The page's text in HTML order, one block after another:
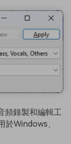
頻錄製和編輯工
於Windows、